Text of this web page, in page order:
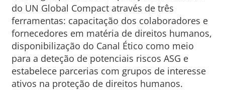
do UN Global Compact através de três
ferramentas: capacitação dos colaboradores e
fornecedores em matéria de direitos humanos,
disponibilização do Canal Ético como meio
para a deteção de potenciais riscos ASG e
estabelece parcerias com grupos de interesse
ativos na proteção de direitos humanos.